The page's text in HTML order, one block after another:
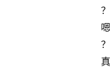
？
嗯
？
真